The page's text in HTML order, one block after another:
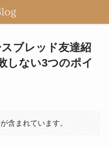
スブレッド友達紹
しない3つのポイ
含まれています。